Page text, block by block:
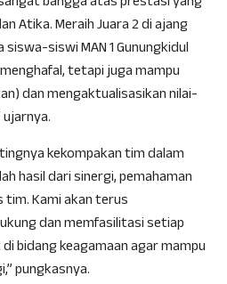
Atika. Meraih Juara 2 di ajang
siswi MAN 1 Gunungkidul
tetapi juga mampu
dan mengaktualisasikan nilai-
ujarnya.
kekompakan tim dalam
hasil dari sinergi, pemahaman
tim. Kami akan terus
dan memfasilitasi setiap
bidang keagamaan agar mampu
pungkasnya.